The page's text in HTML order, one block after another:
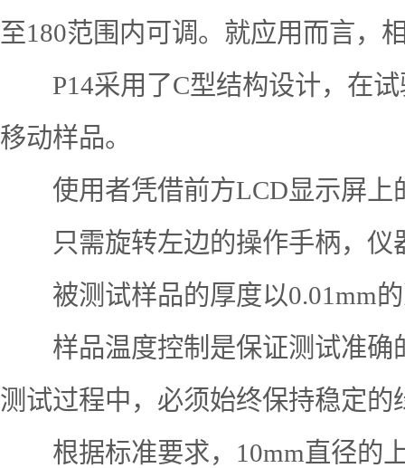
至180范围内可调。就应用而言，
P14采用了C型结构设计，在试
移动样品。
使用者凭借前方LCD显示屏上
只需旋转左边的操作手柄，仪
被测试样品的厚度以0.01mm的
样品温度控制是保证测试准确
测试过程中，必须始终保持稳定
根据标准要求，10mm直径的上